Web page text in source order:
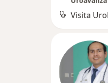
Visita